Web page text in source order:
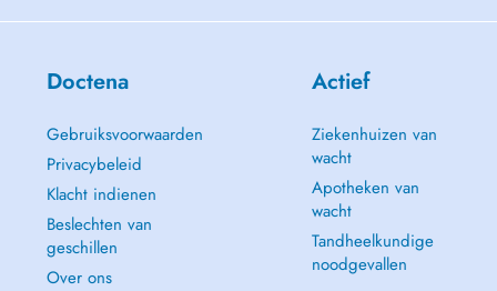
Doctena
Gebruiksvoorwaarden
Privacybeleid
Klacht indienen
Beslechten van
geschillen
Over ons
Actief
Ziekenhuizen van
wacht
Apotheken van
wacht
Tandheelkundige
noodgevallen